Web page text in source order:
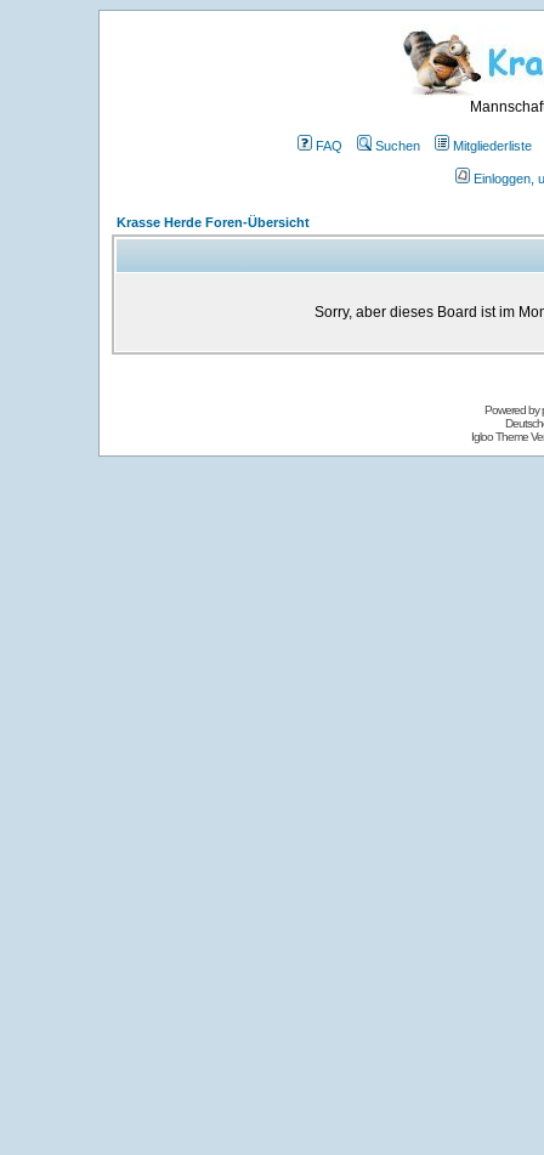
FAQ Suchen Mitgliederliste
Einloggen,
Krasse Herde Foren-Übersicht
Sorry, aber dieses Board ist im
Powered by
Igloo Theme